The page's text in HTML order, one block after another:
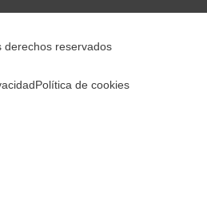
derechos reservados
Política de cookies